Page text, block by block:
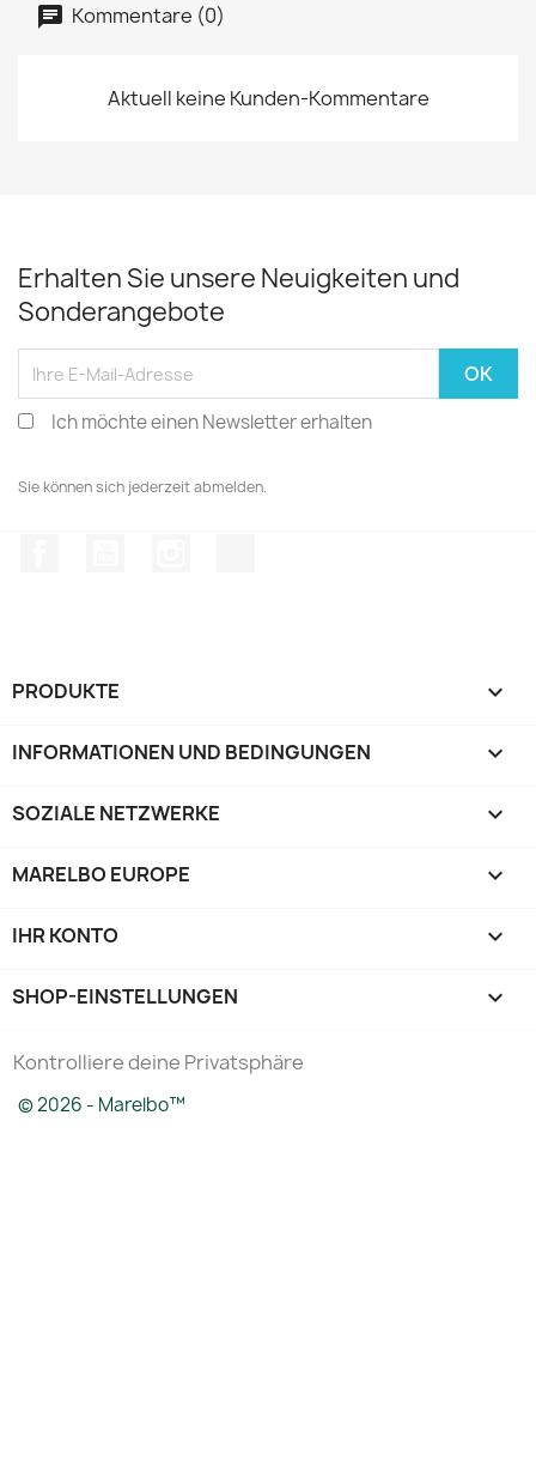
Kommentare (0)
Aktuell keine Kunden-Kommentare
Erhalten Sie unsere Neuigkeiten und
Sonderangebote
Ich möchte einen Newsletter erhalten
Sie können sich jederzeit abmelden.
PRODUKTE 
INFORMATIONEN UND BEDINGUNGEN 
SOZIALE NETZWERKE 
MARELBO EUROPE 
IHR KONTO 
SHOP-EINSTELLUNGEN keyboard_arrow_down
Kontrolliere deine Privatsphäre
© 2026 - Marelbo™